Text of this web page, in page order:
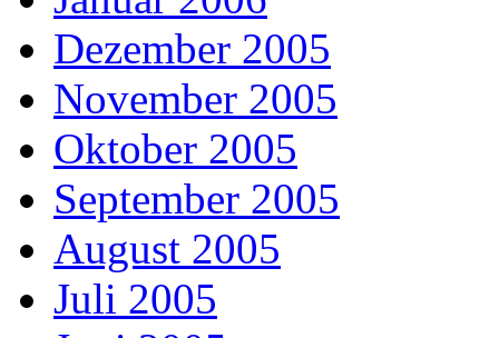
Dezember 2005
November 2005
Oktober 2005
September 2005
August 2005
Juli 2005